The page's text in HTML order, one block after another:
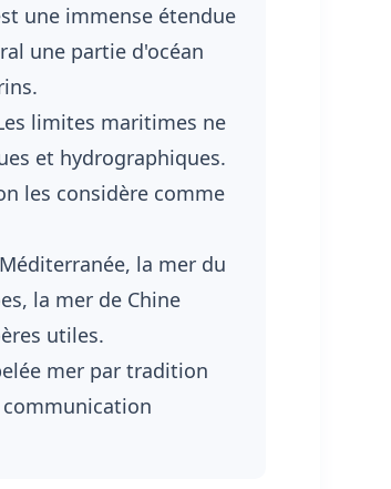
une immense étendue
une partie d'océan
limites maritimes ne
et hydrographiques.
les considère comme
la mer du
la mer de Chine
utiles.
mer par tradition